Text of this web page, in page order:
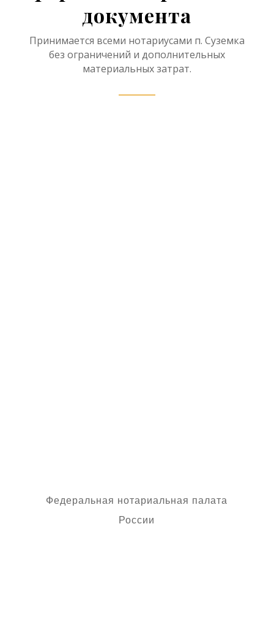
документа
Принимается всеми нотариусами п. Суземка
без ограничений и дополнительных
материальных затрат.
Федеральная нотариальная палата
России